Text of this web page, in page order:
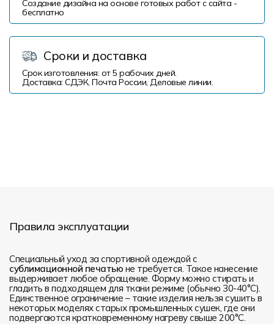
Создание дизайна на основе готовых работ с сайта -
бесплатно
Сроки и доставка
Срок изготовления: от 5 рабочих дней.
Доставка: СДЭК, Почта России, Деловые линии.
Правила эксплуатации
Специальный уход за спортивной одеждой с
сублимационной печатью не требуется. Такое нанесение
выдерживает любое обращение. Форму можно стирать и
гладить в подходящем для ткани режиме (обычно 30-40°С).
Единственное ограничение – такие изделия нельзя сушить в
некоторых моделях старых промышленных сушек, где они
подвергаются кратковременному нагреву свыше 200°С.